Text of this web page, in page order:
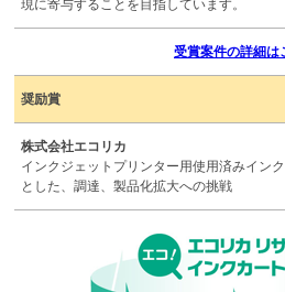
現に寄与することを目指しています。
受賞案件の詳細は
奨励賞
株式会社エコリカ
インクジェットプリンター用使用済みイン
とした、調達、製品化拡大への挑戦